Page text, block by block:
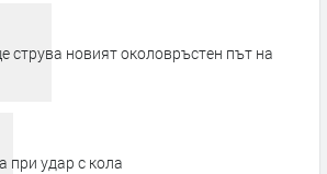
струва новият околовръстен път на
при удар с кола